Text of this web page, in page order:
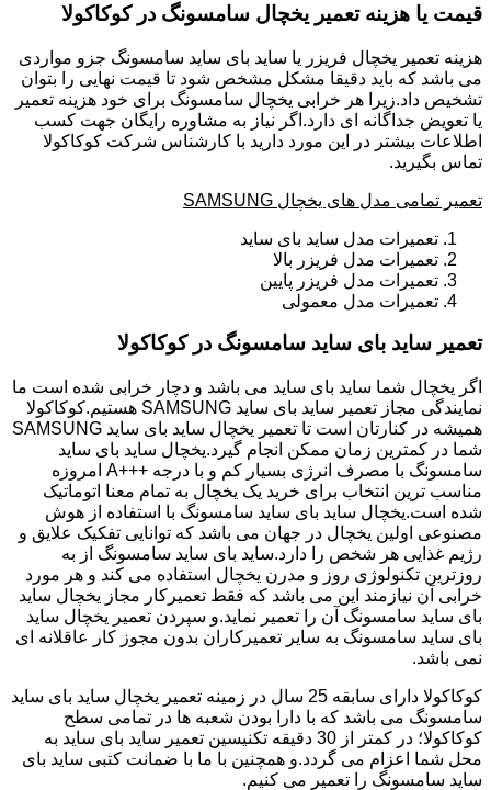
قیمت یا هزینه تعمیر یخچال سامسونگ در کوکاکولا
هزینه تعمیر یخچال فریزر یا ساید بای ساید سامسونگ جزو مواردی
می باشد که باید دقیقا مشکل مشخص شود تا قیمت نهایی را بتوان
تشخیص داد.زیرا هر خرابی یخچال سامسونگ برای خود هزینه تعمیر
یا تعویض جداگانه ای دارد.اگر نیاز به مشاوره رایگان جهت کسب
اطلاعات بیشتر در این مورد دارید با کارشناس شرکت کوکاکولا
تماس بگیرید.
تعمیر تمامی مدل های یخچال SAMSUNG
تعمیرات مدل ساید بای ساید
تعمیرات مدل فریزر بالا
تعمیرات مدل فریزر پایین
تعمیرات مدل معمولی
تعمیر ساید بای ساید سامسونگ در کوکاکولا
اگر یخچال شما ساید بای ساید می باشد و دچار خرابی شده است ما
نمایندگی مجاز تعمیر ساید بای ساید SAMSUNG هستیم.کوکاکولا
همیشه در کنارتان است تا تعمیر یخچال ساید بای ساید SAMSUNG
شما در کمترین زمان ممکن انجام گیرد.یخچال ساید بای ساید
سامسونگ با مصرف انرژی بسیار کم و با درجه +++A امروزه
مناسب ترین انتخاب برای خرید یک یخچال به تمام معنا اتوماتیک
شده است.یخچال ساید بای ساید سامسونگ با استفاده از هوش
مصنوعی اولین یخچال در جهان می باشد که توانایی تفکیک علایق و
رژیم غذایی هر شخص را دارد.ساید بای ساید سامسونگ از به
روزترین تکنولوژی روز و مدرن یخچال استفاده می کند و هر مورد
خرابی آن نیازمند این می باشد که فقط تعمیرکار مجاز یخچال ساید
بای ساید سامسونگ آن را تعمیر نماید.و سپردن تعمیر یخچال ساید
بای ساید سامسونگ به سایر تعمیرکاران بدون مجوز کار عاقلانه ای
نمی باشد.
کوکاکولا دارای سابقه 25 سال در زمینه تعمیر یخچال ساید بای ساید
سامسونگ می باشد که با دارا بودن شعبه ها در تمامی سطح
کوکاکولا؛ در کمتر از 30 دقیقه تکنیسین تعمیر ساید بای ساید به
محل شما اعزام می گردد.و همچنین با ما با ضمانت کتبی ساید بای
ساید سامسونگ را تعمیر می کنیم.